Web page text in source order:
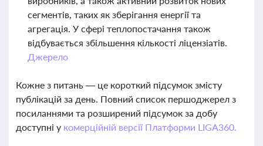
сегментів, таких як зберігання енергії та
агрегація. У сфері теплопостачання також
відбувається збільшення кількості ліцензіатів.
Джерело
Кожне з питань — це короткий підсумок змісту
публікацій за день. Повний список першоджерел з
посиланнями та розширений підсумок за добу
доступні у комерційній версії Платформи LIGA360.